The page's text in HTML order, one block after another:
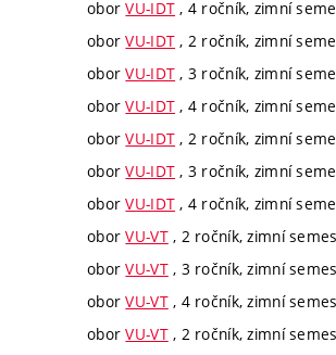
oborVU-IDT , 4 ročník, zimní
oborVU-IDT , 2 ročník, zimní
oborVU-IDT , 3 ročník, zimní
oborVU-IDT , 4 ročník, zimní
oborVU-IDT , 2 ročník, zimní
oborVU-IDT , 3 ročník, zimní
oborVU-IDT , 4 ročník, zimní
oborVU-VT, 2 ročník, zimní
oborVU-VT, 3 ročník, zimní
oborVU-VT, 4 ročník, zimní
oborVU-VT, 2 ročník, zimní